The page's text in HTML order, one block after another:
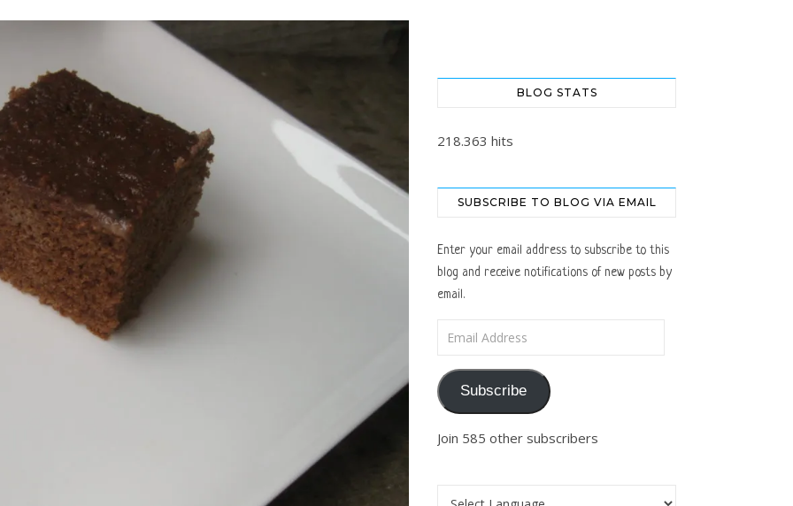
BLOG STATS
218.363 hits
SUBSCRIBE TO BLOG VIA EMAIL
Enter your email address to subscribe to this
blog and receive notifications of new posts by
email.
Subscribe
Join 585 other subscribers